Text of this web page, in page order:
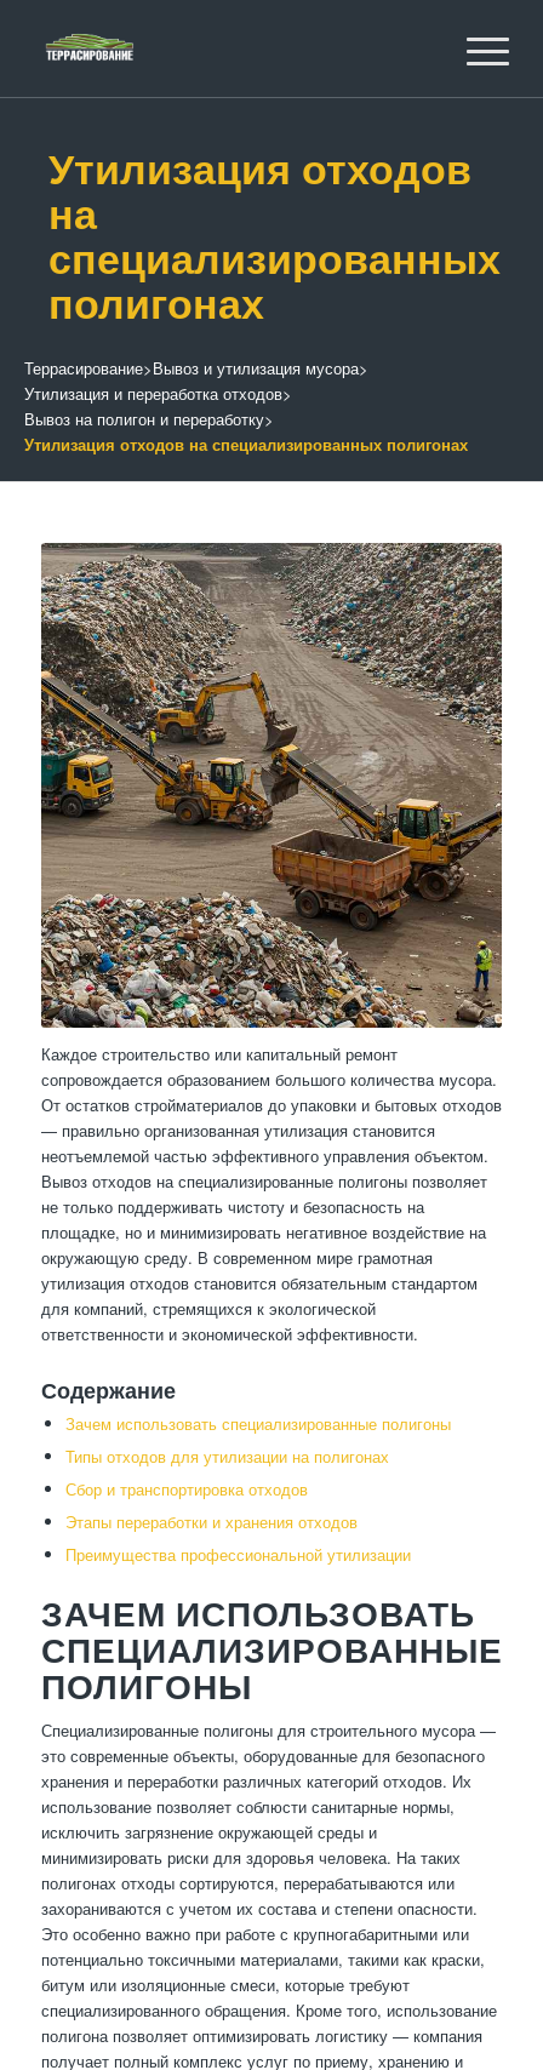
Утилизация отходов
на
специализированных
полигонах
Террасирование>Вывоз и утилизация мусора>
Утилизация и переработка отходов>
Вывоз на полигон и переработку>
Утилизация отходов на специализированных полигонах
Каждое строительство или капитальный ремонт
сопровождается образованием большого количества мусора.
От остатков стройматериалов до упаковки и бытовых отходов
— правильно организованная утилизация становится
неотъемлемой частью эффективного управления объектом.
Вывоз отходов на специализированные полигоны позволяет
не только поддерживать чистоту и безопасность на
площадке, но и минимизировать негативное воздействие на
окружающую среду. В современном мире грамотная
утилизация отходов становится обязательным стандартом
для компаний, стремящихся к экологической
ответственности и экономической эффективности.
Содержание
Зачем использовать специализированные полигоны
Типы отходов для утилизации на полигонах
Сбор и транспортировка отходов
Этапы переработки и хранения отходов
Преимущества профессиональной утилизации
ЗАЧЕМ ИСПОЛЬЗОВАТЬ
СПЕЦИАЛИЗИРОВАННЫЕ
ПОЛИГОНЫ
Специализированные полигоны для строительного мусора —
это современные объекты, оборудованные для безопасного
хранения и переработки различных категорий отходов. Их
использование позволяет соблюсти санитарные нормы,
исключить загрязнение окружающей среды и
минимизировать риски для здоровья человека. На таких
полигонах отходы сортируются, перерабатываются или
захораниваются с учетом их состава и степени опасности.
Это особенно важно при работе с крупногабаритными или
потенциально токсичными материалами, такими как краски,
битум или изоляционные смеси, которые требуют
специализированного обращения. Кроме того, использование
полигона позволяет оптимизировать логистику — компания
получает полный комплекс услуг по приему, хранению и